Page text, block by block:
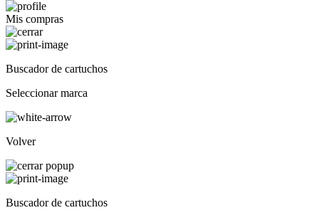
Mis compras
Buscador de cartuchos
Seleccionar marca
Volver
Buscador de cartuchos